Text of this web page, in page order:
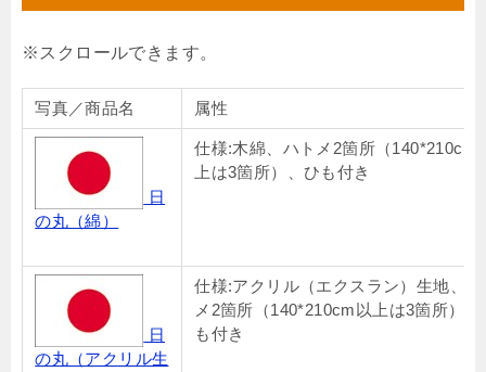
写真／商品名 属性
日
の丸（綿）
仕様:木綿、ハトメ2箇所（140*210cm
上は3箇所）、ひも付き
日
の丸（アクリル生
仕様:アクリル（エクスラン）生地、
メ2箇所（140*210cm以上は3箇所）、
も付き